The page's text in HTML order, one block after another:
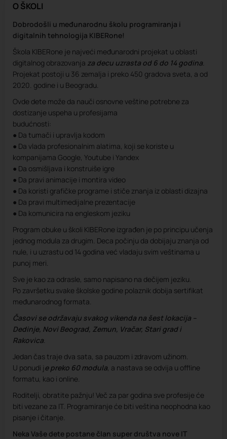
O ŠKOLI
Dobrodošli u međunarodnu školu programiranja i
digitalnih tehnologija KIBERone!
Škola KIBERone je najveći međunarodni projekat u oblasti
digitalnog obrazovanja za decu uzrasta od 6 do 14 godina.
Projekat postoji u 36 zemalja i preko 450 gradova sveta, a od
2020. godine i u Beogradu.
Ovde dete može da nauči osnovne veštine potrebne za
dostizanje uspeha u profesijama
budućnosti:
● Da tumači i upravlja kodom
● Da vlada profesionalnim alatima, koji se koriste u
kompanijama Google, Youtube i Yandex
● Da osmišljava i konstruiše igre
● Da pravi animacije i montira video
● Da koristi grafičke programe i stiče znanja iz oblasti dizajna
● Da pravi multimedijalne prezentacije
● Da komunicira na engleskom jeziku
Program obuke u školi KIBERone izgrađen je po principu učenja
jednog modula za drugim. Deca počinju da dobijaju znanja od
nule, i u uzrastu od 14 godina već vladaju svim veštinama u
punoj meri.
Sve je kao za odrasle, samo napisano na dečijem jeziku.
Po završetku svake školske godine polaznik dobija sertifikat
međunarodnog formata.
Časovi se održavaju svakog vikenda na šest lokacija –
Dedinje, Novi Beograd, Zemun, Vračar, Stari grad i
Rakovica.
Jedan čas traje dva sata, sa pauzom i zdravom užinom.
U ponudi je preko 60 modula, a nastava se odvija u offline
formatu, kao i online.
Roditelji, obratite pažnju! Več za par godina sve profesije će
biti vezane za IT. Programiranje će biti veština neophodna kao
pisanje i čitanje.
Neka Vaše dete postane član super društva nove IT